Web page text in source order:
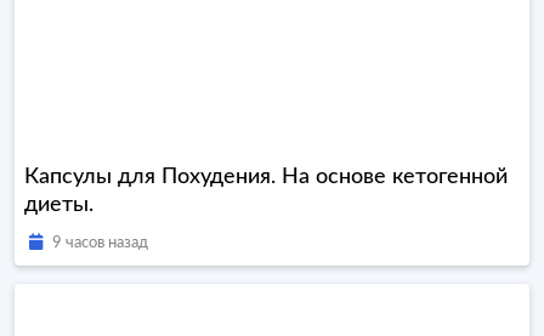
Капсулы для Похудения. На основе кетогенной
диеты.
9 часов назад